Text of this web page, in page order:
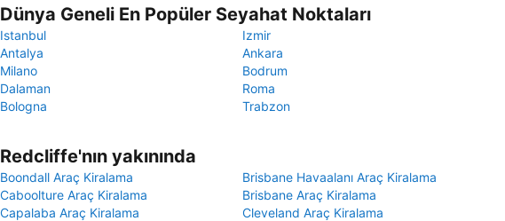
Dünya Geneli En Popüler Seyahat Noktaları
Istanbul
Izmir
Antalya
Ankara
Milano
Bodrum
Dalaman
Roma
Bologna
Trabzon
Redcliffe'nın yakınında
Boondall Araç Kiralama
Brisbane Havaalanı Araç Kiralama
Caboolture Araç Kiralama
Brisbane Araç Kiralama
Capalaba Araç Kiralama
Cleveland Araç Kiralama